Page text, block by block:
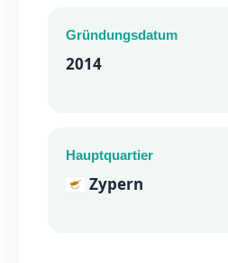
Gründungsdatum
2014
Hauptquartier
Zypern